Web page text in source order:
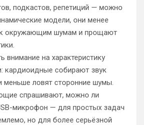
подкастов, репетиций — можно
модели, они менее
к окружающим шумам и прощают
внимание на характеристику
кардиоидные собирают звук
меньше ловят сторонние шумы.
спрашивают, можно ли
микрофон — для простых задач
но для более серьёзной